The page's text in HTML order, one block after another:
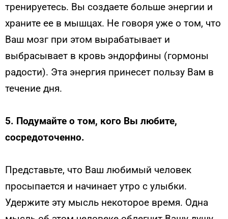
тренируетесь. Вы создаете больше энергии и
храните ее в мышцах. Не говоря уже о том, что
Ваш мозг при этом вырабатывает и
выбрасывает в кровь эндорфины (гормоны
радости). Эта энергия принесет пользу Вам в
течение дня.
5. Подумайте о том, кого Вы любите,
сосредоточенно.
Представьте, что Ваш любимый человек
просыпается и начинает утро с улыбки.
Удержите эту мысль некоторое время. Одна